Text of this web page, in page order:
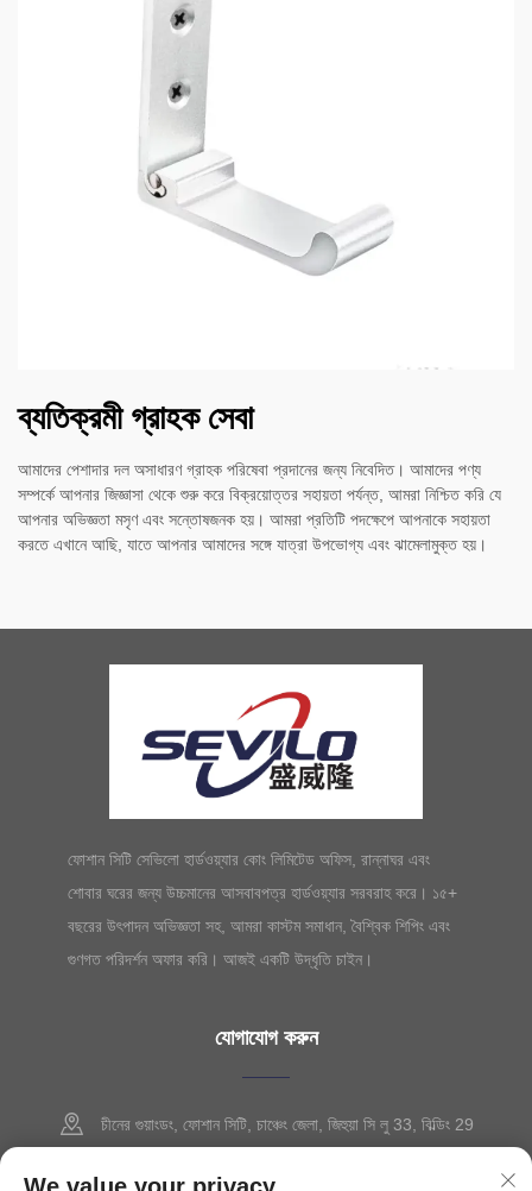
ব্যতিক্রমী গ্রাহক সেবা
আমাদের পেশাদার দল অসাধারণ গ্রাহক পরিষেবা প্রদানের জন্য নিবেদিত। আমাদের পণ্য
সম্পর্কে আপনার জিজ্ঞাসা থেকে শুরু করে বিক্রয়োত্তর সহায়তা পর্যন্ত, আমরা নিশ্চিত করি যে
আপনার অভিজ্ঞতা মসৃণ এবং সন্তোষজনক হয়। আমরা প্রতিটি পদক্ষেপে আপনাকে সহায়তা
করতে এখানে আছি, যাতে আপনার আমাদের সঙ্গে যাত্রা উপভোগ্য এবং ঝামেলামুক্ত হয়।
ফোশান সিটি সেভিলো হার্ডওয়্যার কোং লিমিটেড অফিস, রান্নাঘর এবং
শোবার ঘরের জন্য উচ্চমানের আসবাবপত্র হার্ডওয়্যার সরবরাহ করে। ১৫+
বছরের উৎপাদন অভিজ্ঞতা সহ, আমরা কাস্টম সমাধান, বৈশ্বিক শিপিং এবং
গুণগত পরিদর্শন অফার করি। আজই একটি উদ্ধৃতি চাইন।
যোগাযোগ করুন
চীনের গুয়াংডং, ফোশান সিটি, চাঞ্চেং জেলা, জিহুয়া সি লু 33, বিল্ডিং 29
+86-13630015425